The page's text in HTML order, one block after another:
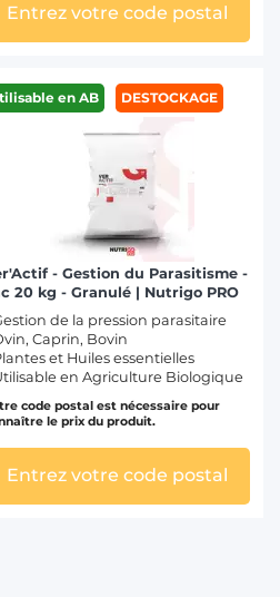
Entrez votre code postal
en AB DESTOCKAGE
- Gestion du Parasitisme -
20 kg - Granulé | Nutrigo PRO
de la pression parasitaire
Caprin, Bovin
et Huiles essentielles
en Agriculture Biologique
code postal est nécessaire pour
le prix du produit.
Entrez votre code postal